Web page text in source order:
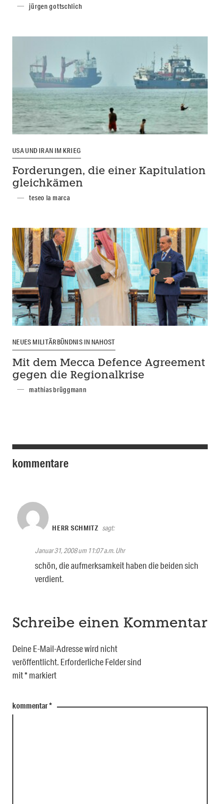
jürgen gottschlich
USA UND IRAN IM KRIEG
Forderungen, die einer Kapitulation
gleichkämen
teseo la marca
NEUES MILITÄRBÜNDNIS IN NAHOST
Mit dem Mecca Defence Agreement
gegen die Regionalkrise
mathias brüggmann
kommentare
HERR SCHMITZ sagt:
Januar 31, 2008 um 11:07 a.m. Uhr
schön, die aufmerksamkeit haben die beiden sich
verdient.
Schreibe einen Kommentar
Deine E-Mail-Adresse wird nicht
veröffentlicht. Erforderliche Felder sind
mit*markiert
kommentar*